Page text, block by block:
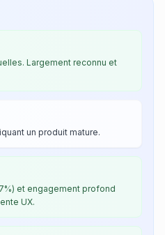
Largement reconnu et
un produit mature.
et engagement profond
UX.